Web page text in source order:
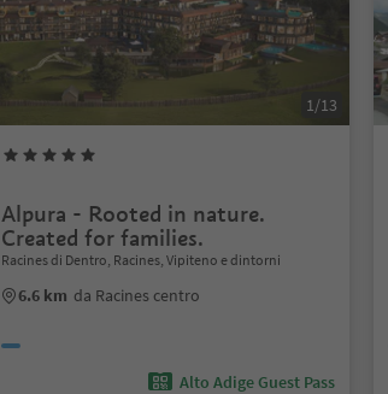
1/13
Alpura - Rooted in nature.
Created for families.
Racines di Dentro, Racines, Vipiteno e dintorni
6.6 km da Racines centro
Alto Adige Guest Pass